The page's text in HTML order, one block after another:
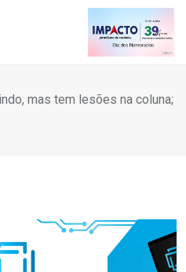
mas tem lesões na coluna;